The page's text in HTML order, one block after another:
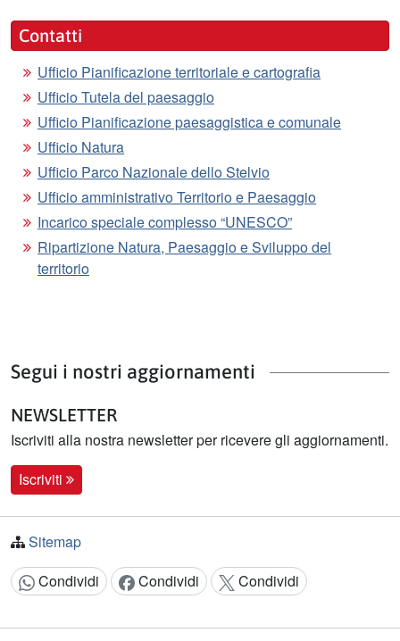
Contatti
Ufficio Pianificazione territoriale e cartografia
Ufficio Tutela del paesaggio
Ufficio Pianificazione paesaggistica e comunale
Ufficio Natura
Ufficio Parco Nazionale dello Stelvio
Ufficio amministrativo Territorio e Paesaggio
Incarico speciale complesso “UNESCO”
Ripartizione Natura, Paesaggio e Sviluppo del
territorio
Segui i nostri aggiornamenti
NEWSLETTER
Iscriviti alla nostra newsletter per ricevere gli aggiornamenti.
Iscriviti
Sitemap
Condividi:
Condividi Condividi Condividi